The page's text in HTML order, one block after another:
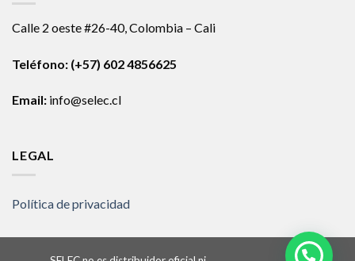
Calle 2 oeste #26-40, Colombia – Cali
Teléfono: (+57) 602 4856625
Email: info@selec.cl
LEGAL
Política de privacidad